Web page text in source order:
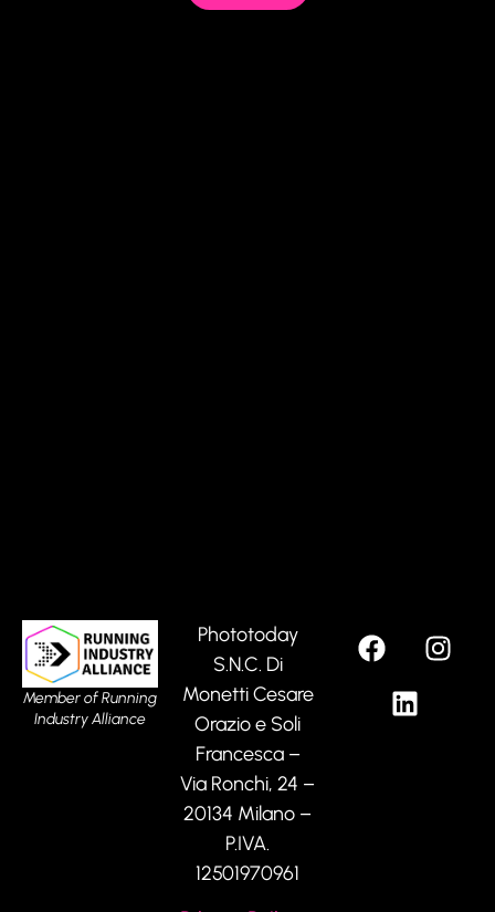
Member of Running
Industry Alliance
Phototoday
S.N.C. Di
Monetti Cesare
Orazio e Soli
Francesca –
Via Ronchi, 24 –
20134 Milano –
P.IVA.
12501970961